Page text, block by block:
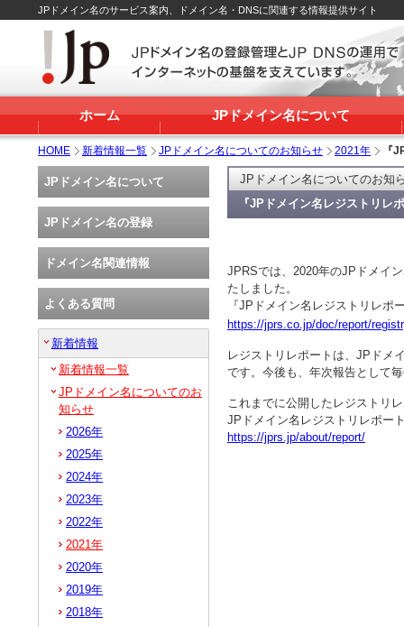
JPドメイン名のサービス案内、ドメイン名・DNSに関連する情報提供サイト
ホーム JPドメイン名について
HOME 新着情報一覧 JPドメイン名についてのお知らせ 2021年 『
JPドメイン名についてのお知
『JPドメイン名レジストリレ
JPRSでは、2020年のJPドメイ
たしました。
『JPドメイン名レジストリレポ
https://jprs.co.jp/doc/report/
レジストリレポートは、JPドメ
です。今後も、年次報告として
これまでに公開したレジストリ
JPドメイン名レジストリレポー
https://jprs.jp/about/report/
JPドメイン名について
JPドメイン名の登録
ドメイン名関連情報
よくある質問
新着情報
新着情報一覧
JPドメイン名についてのお
知らせ
2026年
2025年
2024年
2023年
2022年
2021年
2020年
2019年
2018年